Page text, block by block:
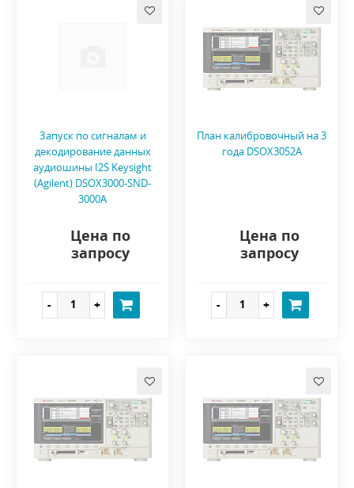
Запуск по сигналам и
декодирование данных
аудиошины I2S Keysight
(Agilent) DSOX3000-SND-
3000A
Цена по
запросу
План калибровочный на 3
года DSOX3052A
Цена по
запросу